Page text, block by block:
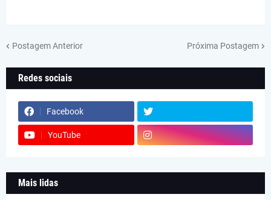
Postagem Anterior Próxima Postagem
Redes sociais
Facebook
YouTube
Mais lidas